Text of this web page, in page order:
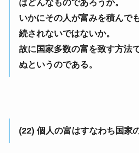
ばどんなものであろうか。
いかにその人が富みを積んで
続されないではないか。
故に国家多数の富を致す方法
ぬというのである。
(22) 個人の富はすなわち国家